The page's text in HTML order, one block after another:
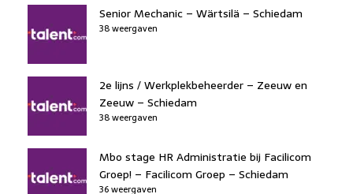
Senior Mechanic – Wärtsilä – Schiedam
38 weergaven
2e lijns / Werkplekbeheerder – Zeeuw en
Zeeuw – Schiedam
38 weergaven
Mbo stage HR Administratie bij Facilicom
Groep! – Facilicom Groep – Schiedam
36 weergaven